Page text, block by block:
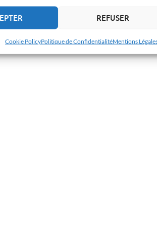
REFUSER
Cookie PolicyPolitique de ConfidentialitéMentions